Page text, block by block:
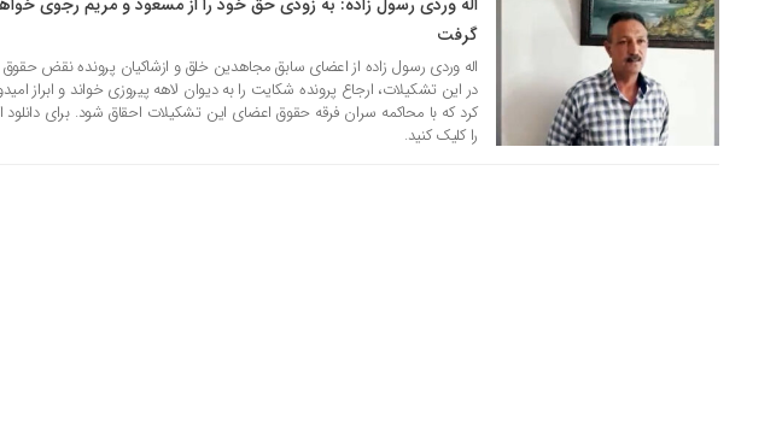
24 تیر 1400
گرفت
اله وردی رسول زاده از اعضای سابق مجاهدین خلق و ازشاکیان پرونده نقض
در این تشکیلات، ارجاع پرونده شکایت را به دیوان لاهه پیروزی خواند و ابراز
کرد که با محاکمه سران فرقه حقوق اعضای این تشکیلات احقاق شود. برای دانلود
را کلیک کنید.